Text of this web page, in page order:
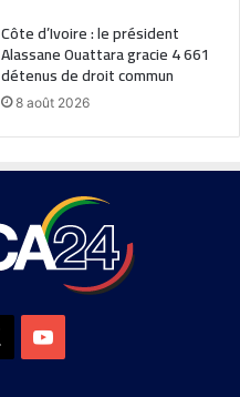
Côte d’Ivoire : le président
Alassane Ouattara gracie 4 661
détenus de droit commun
8 août 2026